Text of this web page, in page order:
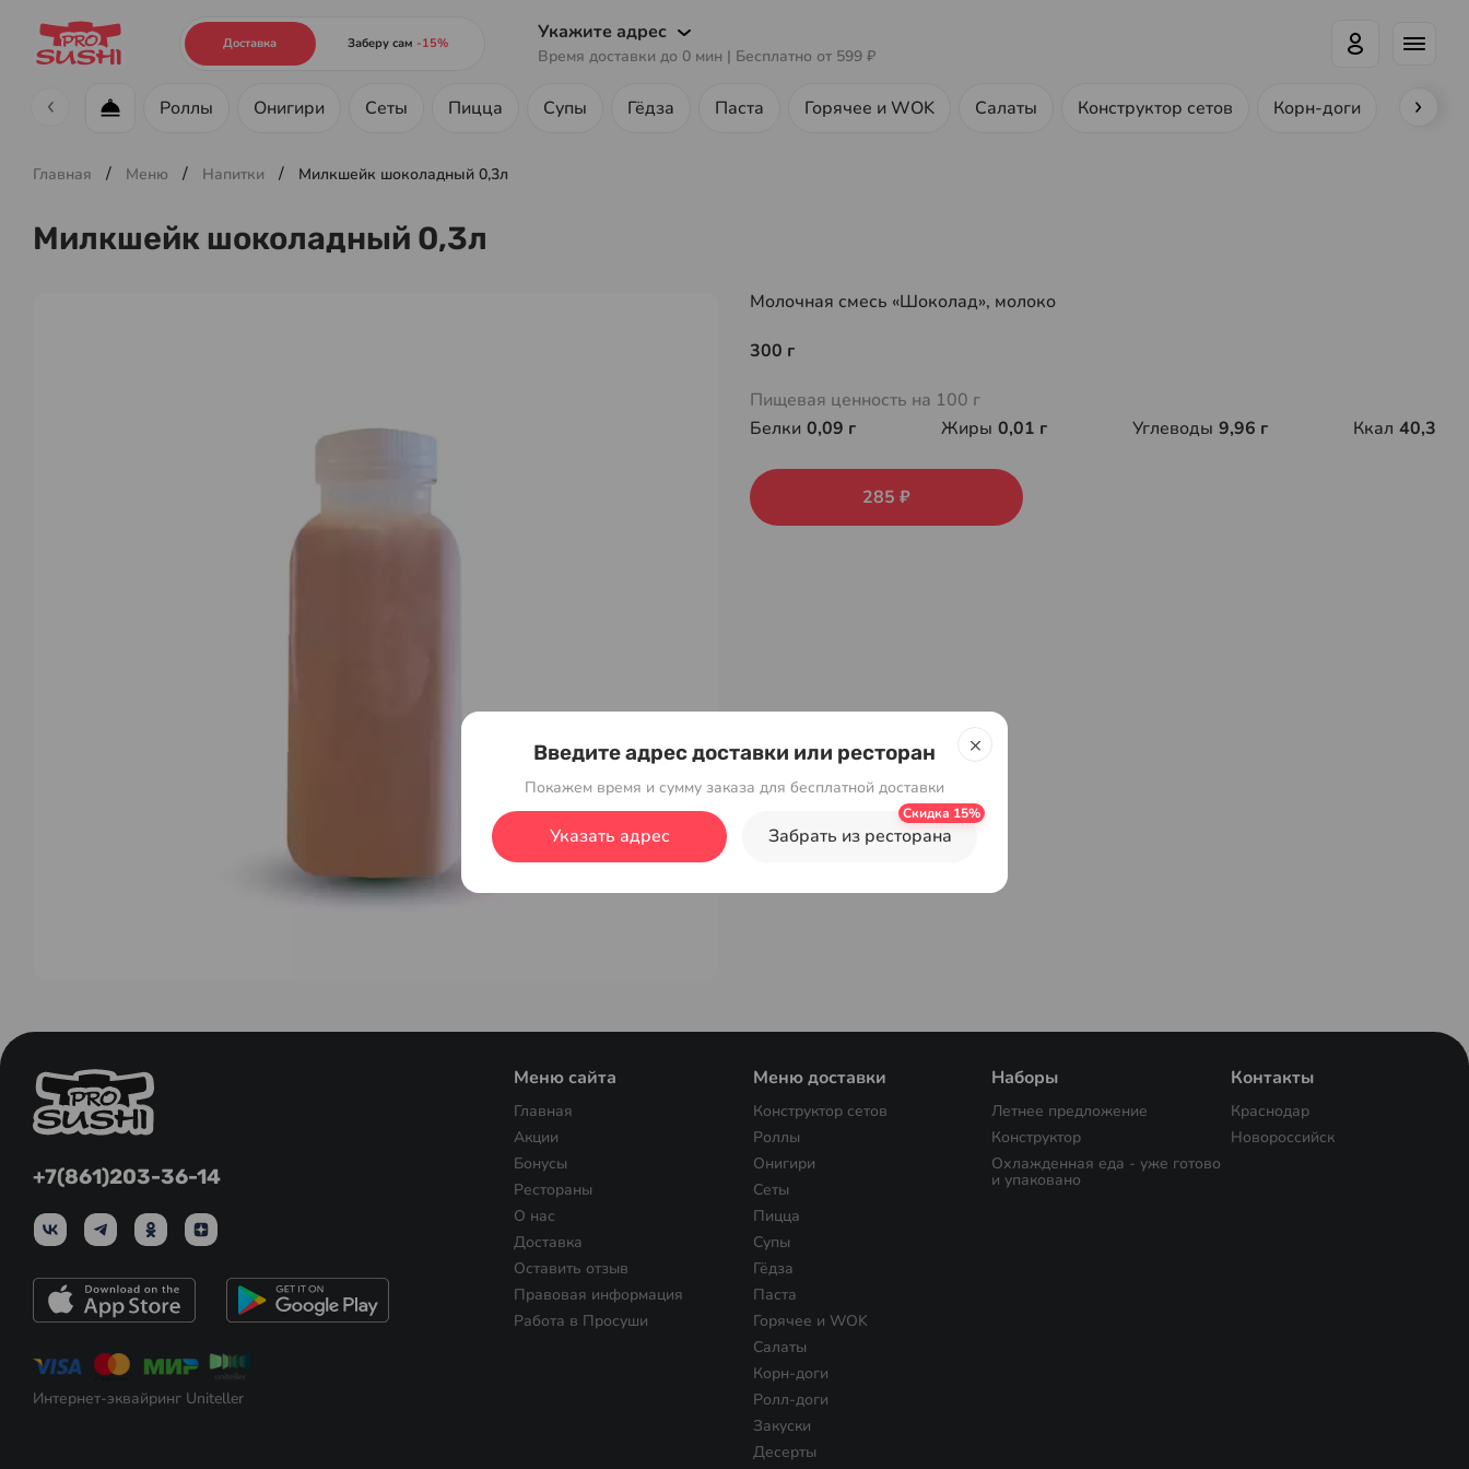
Доставка Заберу сам -15% Укажите адрес
Время доставки до 0 мин | Бесплатно от 599 ₽
Меню ресторана
Роллы Онигири Сеты Пицца Супы Гёдза Паста Горячее и WOK Салаты Конструктор сетов Корн-доги Ролл-
Главная / Меню / Напитки / Милкшейк шоколадный 0,3л
Милкшейк шоколадный 0,3л
Молочная смесь «Шоколад», молоко
300 г
Пищевая ценность на 100 г
Белки 0,09 г Жиры 0,01 г Углеводы 9,96 г Ккал 40,3
285 ₽
+7(861)203-36-14
Интернет-эквайринг Uniteller
Меню сайта
Главная
Акции
Бонусы
Рестораны
О нас
Доставка
Оставить отзыв
Правовая информация
Работа в Просуши
Контакты
Краснодар
Новороссийск
Меню доставки
Конструктор сетов
Роллы
Онигири
Сеты
Пицца
Супы
Гёдза
Паста
Горячее и WOK
Салаты
Корн-доги
Ролл-доги
Закуски
Десерты
Наборы
Летнее предложение
Конструктор
Охлажденная еда - уже готово
и упаковано
Введите адрес доставки или ресторан
Покажем время и сумму заказа для бесплатной доставки
Указать адрес Забрать из ресторана